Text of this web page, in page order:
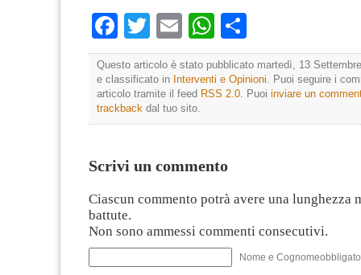
Facebook
Twitter
EmailWhatsApp
Questo articolo è stato pubblicato martedì, 13
e classificato in Interventi e Opinioni . Puoi seguire i
articolo tramite il feed RSS 2.0 . Puoi inviare un
trackback dal tuo sito.
Scrivi un commento
Ciascun commento potrà avere una lunghezza
battute.
Non sono ammessi commenti consecutivi.
Nome e